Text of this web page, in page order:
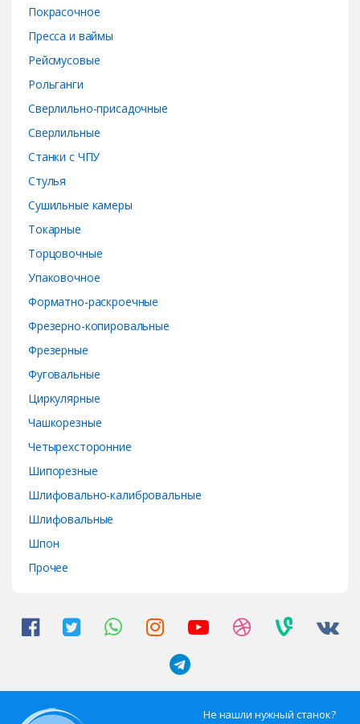
Покрасочное
Пресса и ваймы
Рейсмусовые
Рольганги
Сверлильно-присадочные
Сверлильные
Станки с ЧПУ
Стулья
Сушильные камеры
Токарные
Торцовочные
Упаковочное
Форматно-раскроечные
Фрезерно-копировальные
Фрезерные
Фуговальные
Циркулярные
Чашкорезные
Четырехсторонние
Шипорезные
Шлифовально-калибровальные
Шлифовальные
Шпон
Прочее
Не нашли нужный станок?